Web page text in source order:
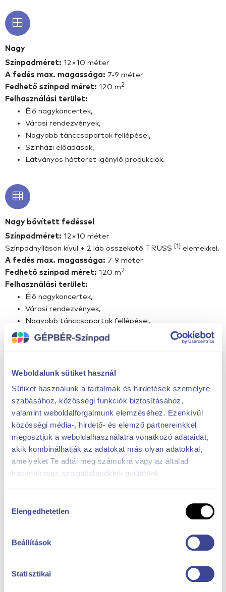
Weboldalunk sütiket használ
Sütiket használunk a tartalmak és hirdetések személyre
szabásához, közösségi funkciók biztosításához,
valamint weboldalforgalmunk elemzéséhez. Ezenkívül
közösségi média-, hirdető- és elemző partnereinkkel
megosztjuk a weboldalhasználatra vonatkozó adataidat,
akik kombinálhatják az adatokat más olyan adatokkal,
amelyeket Te adtál meg számukra vagy az általad
használt más szolgáltatásokból gyűjtöttek.
kiválasztása
Elengedhetetlen
Beállítások
Statisztikai
Nagy
Színpadméret: 12×10 méter
A fedés max. magassága: 7-9 méter
Fedhető színpad méret: 120 m2
Felhasználási terület:
Élő nagykoncertek,
Városi rendezvények,
Nagyobb tánccsoportok fellépései,
Színházi előadások,
Látványos hátteret igénylő produkciók.
Nagy bővített fedéssel
Színpadméret: 12×10 méter
Színpadnyíláson kívül + 2 láb összekötő TRUSS
[1]
elemekkel.
A fedés max. magassága: 7-9 méter
Fedhető színpad méret: 120 m2
Felhasználási terület:
Élő nagykoncertek,
Városi rendezvények,
Nagyobb tánccsoportok fellépései,
Színházi előadások,
Látványos hátteret igénylő produkciók,
világítási rendszer és a line array hangrendszer is
Rendezvénytechnika
Színpadi rendszerek és fedések
Érdekel a technológia
Ha színpadra van szükséged, eszközkínálatunkból
bérelhetsz olyan színpadot, amelyet az
A mobil színpad és fedés bérbeadás / bérlés
technikai személyzetet biztosítunk vagy technikai
személyzet nélkül, úgynevezett szárazbérlésként.